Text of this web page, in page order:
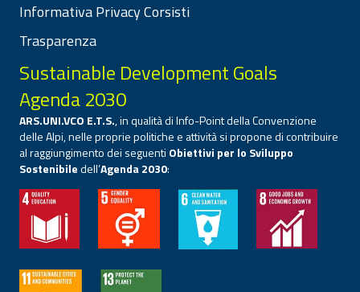
Informativa Privacy Corsisti
Trasparenza
Sustainable Development Goals
Agenda 2030
ARS.UNI.VCO E.T.S., in qualità di Info-Point della Convenzione
delle Alpi, nelle proprie politiche e attività si propone di contribuire
al raggiungimento dei seguenti Obiettivi per lo Sviluppo
Sostenibiledell’Agenda 2030: